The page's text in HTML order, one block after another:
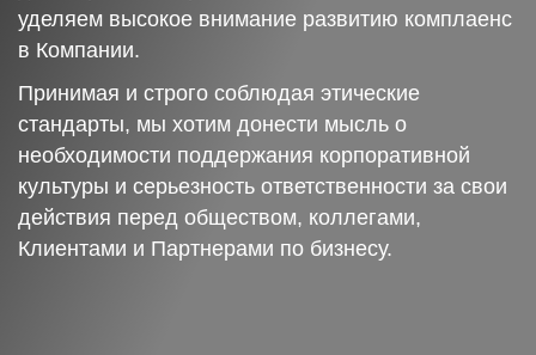
уделяем высокое внимание развитию комплаенс
в Компании.
Принимая и строго соблюдая этические
стандарты, мы хотим донести мысль о
необходимости поддержания корпоративной
культуры и серьезность ответственности за свои
действия перед обществом, коллегами,
Клиентами и Партнерами по бизнесу.